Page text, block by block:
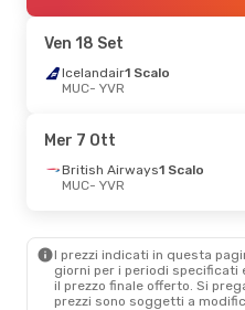
YVR- MUC
Ven 9 Ott- Dom 11 Ott
Air Canada
YVR - MUC
- YVR
Air Transat2 Scali
YVR- MUC
Ven 18 Set
Icelandair1 Scalo
MUC- YVR
Mer 7 Ott
British Airways1 Scalo
MUC- YVR
I prezzi indicati in questa
giorni per i periodi specificati
il ​​prezzo finale offerto. Si
prezzi sono soggetti a